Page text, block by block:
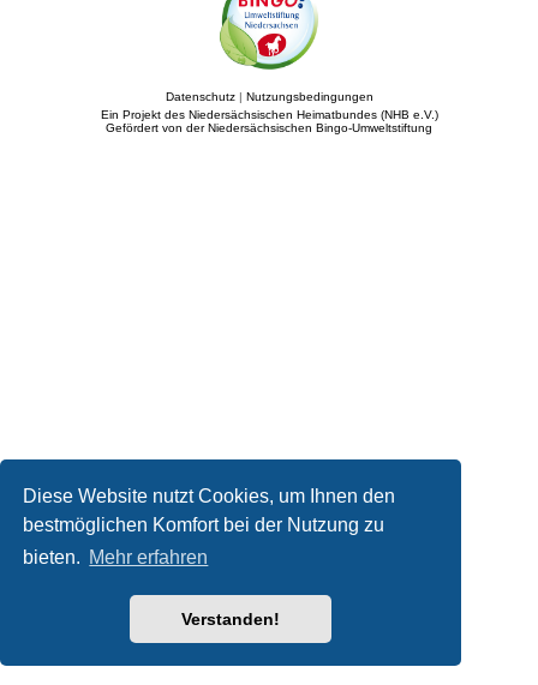
Diese Website nutzt Cookies, um Ihnen den
bestmöglichen Komfort bei der Nutzung zu
bieten. Mehr erfahren
Verstanden!
Datenschutz| Nutzungsbedingungen
Ein Projekt des Niedersächsischen Heimatbundes (NHB e.V.)
Gefördert von der Niedersächsischen Bingo-Umweltstiftung